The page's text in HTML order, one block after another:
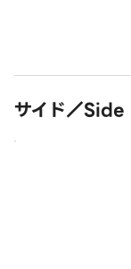
サイド／Side